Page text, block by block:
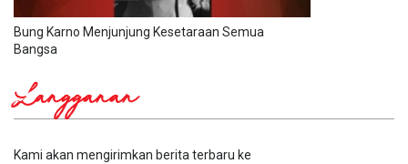
Bung Karno Menjunjung Kesetaraan Semua
Bangsa
Langganan
Kami akan mengirimkan berita terbaru ke